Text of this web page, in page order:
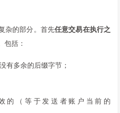
杂的部分。首先任意交易在执行之
包括：
有多余的后缀字节；
的（等于发送者账户当前的